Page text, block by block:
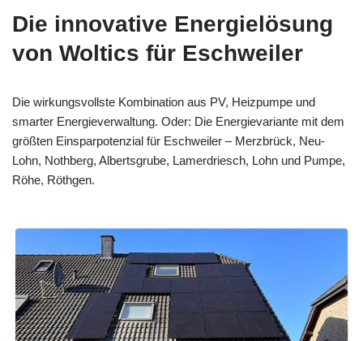
Die innovative Energielösung
von Woltics für Eschweiler
Die wirkungsvollste Kombination aus PV, Heizpumpe und
smarter Energieverwaltung. Oder: Die Energievariante mit dem
größten Einsparpotenzial für Eschweiler – Merzbrück, Neu-
Lohn, Nothberg, Albertsgrube, Lamerdriesch, Lohn und Pumpe,
Röhe, Röthgen.